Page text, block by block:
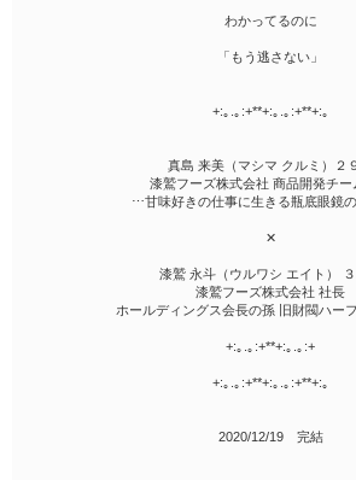
わかってるのに
「もう逃さない」
+:｡.｡:+**+:｡.｡:+**+:｡
真島 来美（マシマ クルミ）２
漆鷲フーズ株式会社 商品開発チー
⋯甘味好きの仕事に生きる瓶底眼鏡
✕
漆鷲 永斗（ウルワシ エイト）
漆鷲フーズ株式会社 社長
ホールディングス会長の孫 旧財閥ハー
+:｡.｡:+**+:｡.｡:+
+:｡.｡:+**+:｡.｡:+**+:｡
2020/12/19 完結